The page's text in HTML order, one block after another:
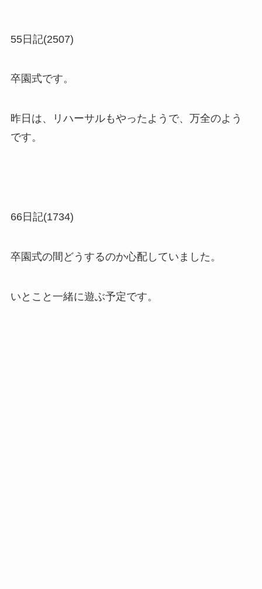
55日記(2507)
卒園式です。
昨日は、リハーサルもやったようで、万全のよう
です。
66日記(1734)
卒園式の間どうするのか心配していました。
いとこと一緒に遊ぶ予定です。